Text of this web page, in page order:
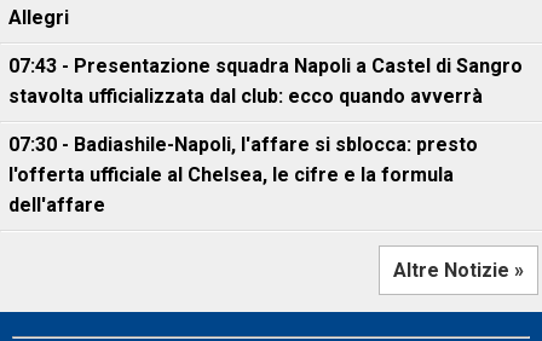
Allegri
07:43 - Presentazione squadra Napoli a Castel di Sangro
stavolta ufficializzata dal club: ecco quando avverrà
07:30 - Badiashile-Napoli, l'affare si sblocca: presto
l'offerta ufficiale al Chelsea, le cifre e la formula
dell'affare
Altre Notizie »